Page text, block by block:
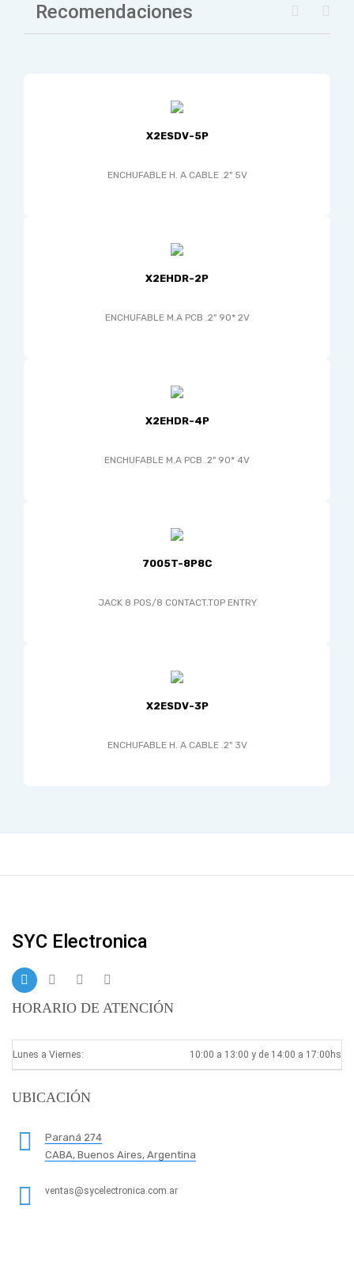
Recomendaciones
X2ESDV-5P
ENCHUFABLE H. A CABLE .2" 5V
X2EHDR-2P
ENCHUFABLE M.A PCB .2" 90* 2V
X2EHDR-4P
ENCHUFABLE M.A PCB .2" 90* 4V
7005T-8P8C
JACK 8 POS/8 CONTACT.TOP ENTRY
X2ESDV-3P
ENCHUFABLE H. A CABLE .2" 3V
SYC Electronica
HORARIO DE ATENCIÓN
Lunes a Viernes: 10:00 a 13:00 y de 14:00 a 17:00hs
UBICACIÓN
Paraná 274
CABA, Buenos Aires, Argentina
ventas@sycelectronica.com.ar